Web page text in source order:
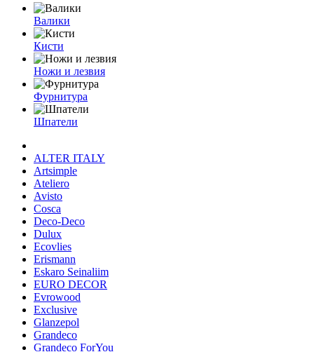
Валики
Кисти
Ножи и лезвия
Фурнитура
Шпатели
ALTER ITALY
Artsimple
Ateliero
Avisto
Cosca
Deco-Deco
Dulux
Ecovlies
Erismann
Eskaro Seinaliim
EURO DECOR
Evrowood
Exclusive
Glanzepol
Grandeco
Grandeco ForYou